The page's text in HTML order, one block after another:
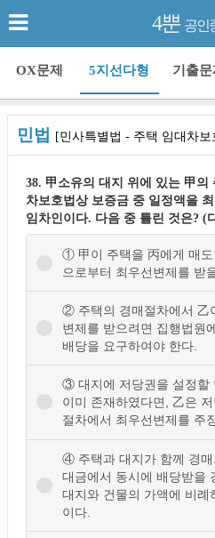
4뿐 공인
OX문제 5지선다형 기출문
민법 [민사특별법 - 주택 임대차보
38. 甲소유의 대지 위에 있는 甲의
차보호법상 보증금 중 일정액을
임차인이다. 다음 중 틀린 것은? (
① 甲이 주택을 丙에게 매
으로부터 최우선변제를 받
② 주택의 경매절차에서 乙
변제를 받으려면 집행법원
배당을 요구하여야 한다.
③ 대지에 저당권을 설정할
이미 존재하였다면, 乙은
절차에서 최우선변제를 주
④ 주택과 대지가 함께 경
대금에서 동시에 배당받을
대지와 건물의 가액에 비례
이다.